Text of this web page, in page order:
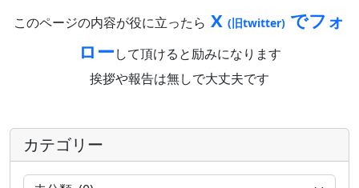
このページの内容が役に立ったら X (旧twitter) でフォ
ローして頂けると励みになります
挨拶や報告は無しで大丈夫です
カテゴリー